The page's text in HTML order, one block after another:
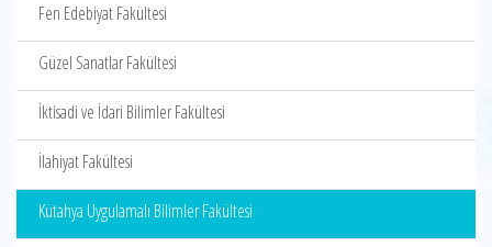
Fen Edebiyat Fakültesi
Güzel Sanatlar Fakültesi
İktisadi ve İdari Bilimler Fakültesi
İlahiyat Fakültesi
Kütahya Uygulamalı Bilimler Fakültesi